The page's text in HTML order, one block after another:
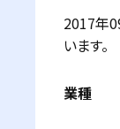
2017年
います。
業種